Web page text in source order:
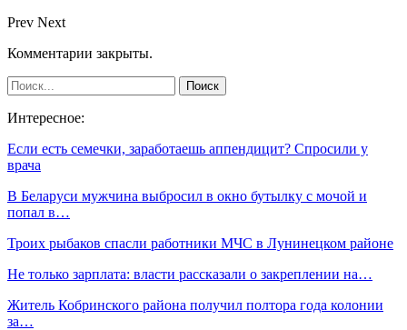
Prev Next
Комментарии закрыты.
Интересное:
Если есть семечки, заработаешь аппендицит? Спросили у
врача
В Беларуси мужчина выбросил в окно бутылку с мочой и
попал в…
Троих рыбаков спасли работники МЧС в Лунинецком районе
Не только зарплата: власти рассказали о закреплении на…
Житель Кобринского района получил полтора года колонии
за…